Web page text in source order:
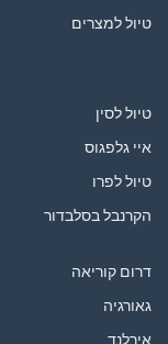
טיול למצרים
טיול לסין
איי גלפגוס
טיול לפרו
הקרנבל בסלבדור
דרום קוריאה
גאורגיה
אירלנד